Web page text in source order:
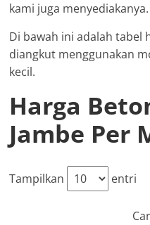
kami juga menyediakanya.
Di bawah ini adalah tabel
diangkut menggunakan
kecil.
Harga
Jambe Per
Tampilkan entri